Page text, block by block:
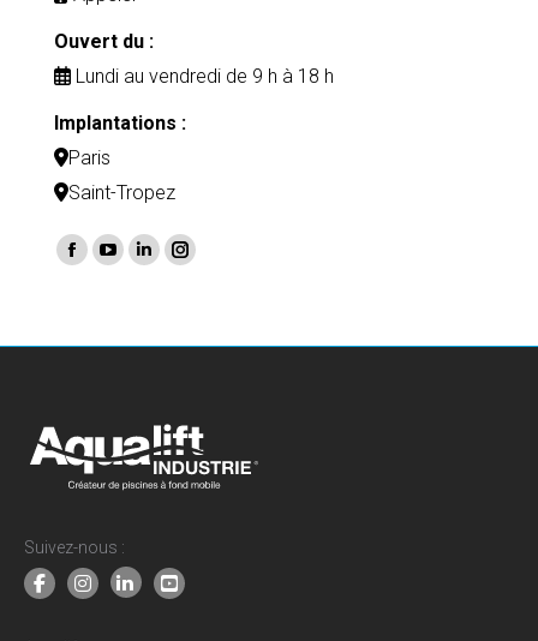
Ouvert du :
Lundi au vendredi de 9 h à 18 h
Implantations :
Paris
Saint-Tropez
Trouvez nous sur :
Facebook
YouTube
window
LinkedIn
window
Instagram
window
Suivez-nous :